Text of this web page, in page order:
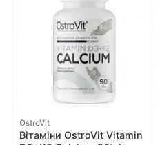
OstroVit
Вітаміни OstroVit Vitamin